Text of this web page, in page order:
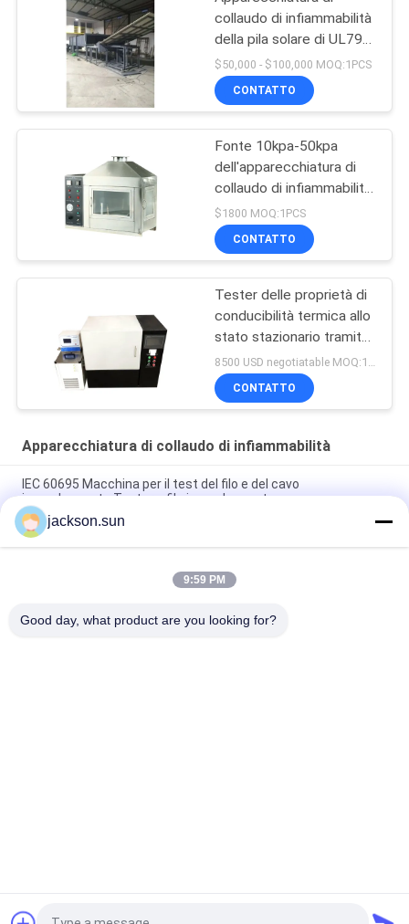
collaudo di infiammabilità
della pila solare di UL790
UL1730 400m2/Min
$50,000 - $100,000 MOQ:1PCS
CONTATTO
Fonte 10kpa-50kpa
dell'apparecchiatura di
collaudo di infiammabilità
dei materiali da
costruzione singola
$1800 MOQ:1PCS
CONTATTO
Tester delle proprietà di
conducibilità termica allo
stato stazionario tramite
misuratore di flusso di
calore
CONTATTO
Apparecchiatura di collaudo di infiammabilità
IEC 60695 Macchina per il test del filo e del cavo
incandescente Tester a filo incandescente
Tester per filo incandescente per riscaldamento elettrico per
test di infiammabilità di apparecchi di illuminazione
Camera verticale di infiammabilità di induzione per
jackson.sun
9:59 PM
Good day, what product are you looking for?